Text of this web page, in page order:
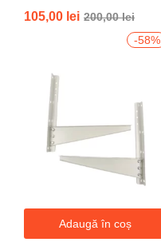
4.33din 5
105,00 lei 200,00lei
-58%
Adaugă în coș